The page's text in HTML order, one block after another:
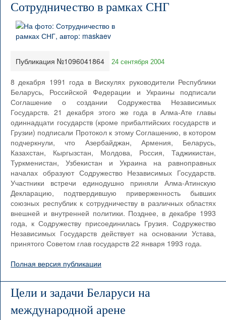
Сотрудничество в рамках СНГ
Публикация №1096041864 24 сентября 2004
8 декабря 1991 года в Вискулях руководители Республики
Беларусь, Российской Федерации и Украины подписали
Соглашение о создании Содружества Независимых
Государств. 21 декабря этого же года в Алма-Ате главы
одиннадцати государств (кроме прибалтийских государств и
Грузии) подписали Протокол к этому Соглашению, в котором
подчеркнули, что Азербайджан, Армения, Беларусь,
Казахстан, Кыргызстан, Молдова, Россия, Таджикистан,
Туркменистан, Узбекистан и Украина на равноправных
началах образуют Содружество Независимых Государств.
Участники встречи единодушно приняли Алма-Атинскую
Декларацию, подтвердившую приверженность бывших
союзных республик к сотрудничеству в различных областях
внешней и внутренней политики. Позднее, в декабре 1993
года, к Содружеству присоединилась Грузия. Содружество
Независимых Государств действует на основании Устава,
принятого Советом глав государств 22 января 1993 года.
Полная версия публикации
Цели и задачи Беларуси на
международной арене